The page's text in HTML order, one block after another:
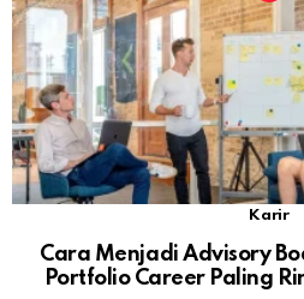
Karir
Cara Menjadi Advisory
Portfolio Career Paling